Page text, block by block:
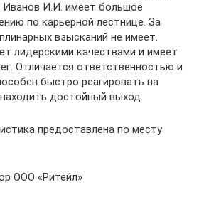
Иванов И.И. имеет большое
по карьерной лестнице. За
взысканий не имеет.
лидерскими качествами и имеет
Отличается ответственностью и
быстро реагировать на
достойный выход.
предоставлена по месту
ООО «Ритейл»